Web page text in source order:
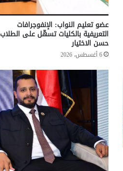
عضو تعليم النواب: الإنفوجرافات
التعريفية بالكليات تسهّل على الطلاب
حسن الاختيار
6 أغسطس، 2026